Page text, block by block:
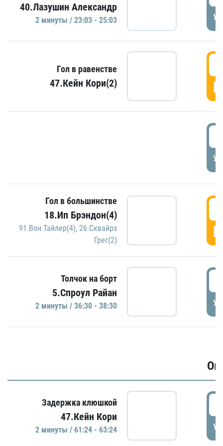
40.Лазушин Александр
2 минуты / 23:03 - 25:03
Гол в равенстве
47.Кейн Кори(2)
Гол в большинстве
18.Ип Брэндон(4)
91.Вон Тайлер(4), 26.Сквайрз
Грег(2)
Толчок на борт
5.Спроул Райан
2 минуты / 36:30 - 38:30
Задержка клюшкой
47.Кейн Кори
2 минуты / 61:24 - 63:24